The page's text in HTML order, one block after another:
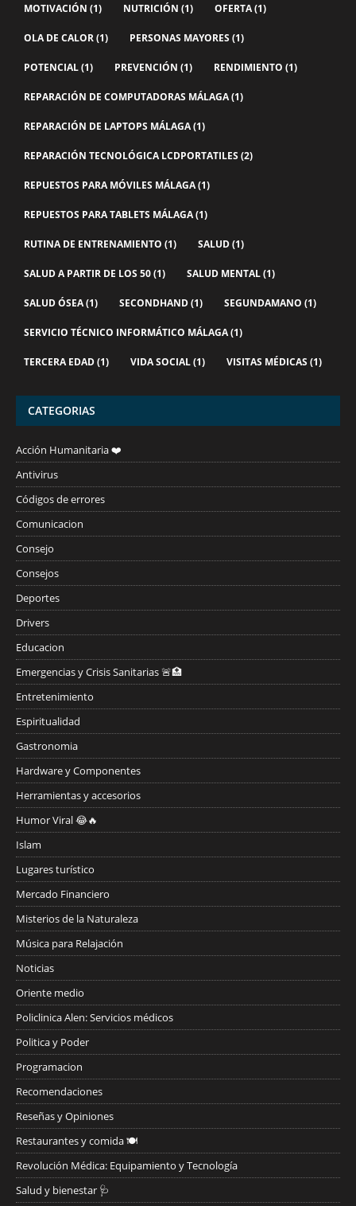
MOTIVACIÓN (1) NUTRICIÓN (1) OFERTA(1)
OLA DE CALOR(1) PERSONAS MAYORES (1)
POTENCIAL(1) PREVENCIÓN (1) RENDIMIENTO (1)
REPARACIÓN DE COMPUTADORAS MÁLAGA(1)
REPARACIÓN DE LAPTOPS MÁLAGA(1)
REPARACIÓN TECNOLÓGICA LCDPORTATILES (2)
REPUESTOS PARA MÓVILES MÁLAGA(1)
REPUESTOS PARA TABLETS MÁLAGA(1)
RUTINA DE ENTRENAMIENTO (1) SALUD(1)
SALUD A PARTIR DE LOS 50(1) SALUD MENTAL(1)
SALUD ÓSEA(1) SECONDHAND(1) SEGUNDAMANO (1)
SERVICIO TÉCNICO INFORMÁTICO MÁLAGA(1)
TERCERA EDAD(1) VIDA SOCIAL(1) VISITAS MÉDICAS (1)
CATEGORIAS
Acción Humanitaria ❤️
Antivirus
Códigos de errores
Comunicacion
Consejo
Consejos
Deportes
Drivers
Educacion
Emergencias y Crisis Sanitarias 🚨🏥
Entretenimiento
Espiritualidad
Gastronomia
Hardware y Componentes
Herramientas y accesorios
Humor Viral 😂🔥
Islam
Lugares turístico
Mercado Financiero
Misterios de la Naturaleza
Música para Relajación
Noticias
Oriente medio
Policlinica Alen: Servicios médicos
Politica y Poder
Programacion
Recomendaciones
Reseñas y Opiniones
Restaurantes y comida 🍽️
Revolución Médica: Equipamiento y Tecnología
Salud y bienestar 🩺